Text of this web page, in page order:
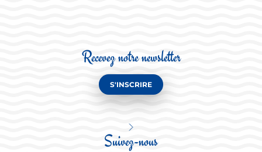
Recevez notre newsletter
S'INSCRIRE
Suivez-nous